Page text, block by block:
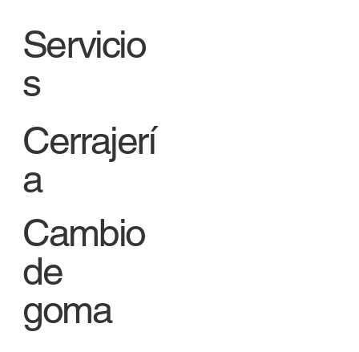
Servicio
s
Cerrajerí
a
Cambio
de
goma